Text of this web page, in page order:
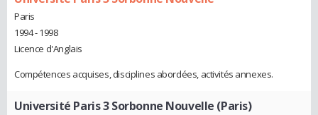
Paris
1994 - 1998
Licence d'Anglais
Compétences acquises, disciplines abordées, activités annexes.
Université Paris 3 Sorbonne Nouvelle (Paris)